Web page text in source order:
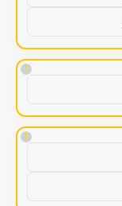
!
!